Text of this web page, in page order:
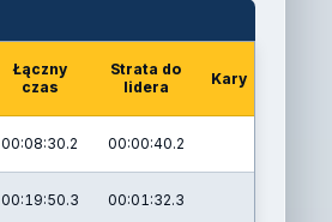
Łączny
czas
Strata do
lidera
Kary
00:08:30.2 00:00:40.2
00:19:50.3 00:01:32.3